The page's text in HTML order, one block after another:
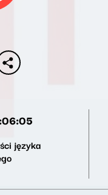
języka